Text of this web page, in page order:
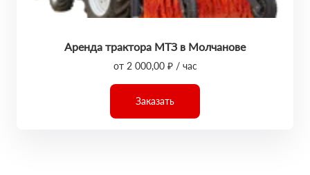
Аренда трактора МТЗ в Молчанове
от 2 000,00 ₽ / час
Заказать